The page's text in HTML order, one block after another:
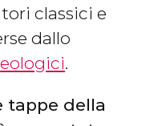
classici e
dallo
.
tappe della